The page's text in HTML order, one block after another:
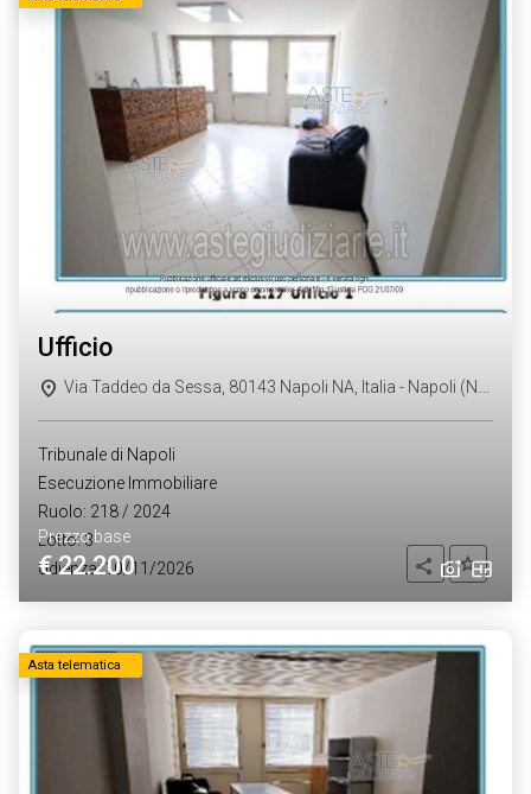
Prezzo base
€ 22.200
ufficio
Via Taddeo da Sessa, 80143 Napoli NA, Italia - Napoli (NA)
Tribunale di Napoli
Esecuzione Immobiliare
Ruolo: 218 / 2024
Lotto: 3
Udienza: 10/11/2026
Condividi
Asta telematica